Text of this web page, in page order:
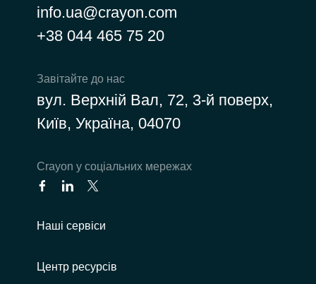
info.ua@crayon.com
+38 044 465 75 20
Завітайте до нас
вул. Верхній Вал, 72, 3-й поверх,
Київ, Україна, 04070
Сrayon у соціальних мережах
Наші сервіси
Центр ресурсів